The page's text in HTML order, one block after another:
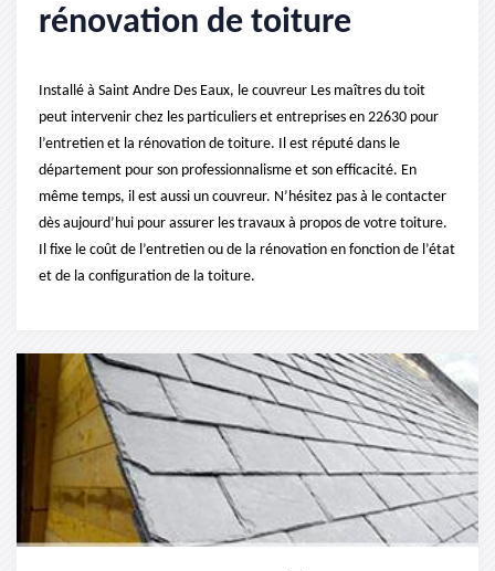
rénovation de toiture
Installé à Saint Andre Des Eaux, le couvreur Les maîtres du toit
peut intervenir chez les particuliers et entreprises en 22630 pour
l’entretien et la rénovation de toiture. Il est réputé dans le
département pour son professionnalisme et son efficacité. En
même temps, il est aussi un couvreur. N’hésitez pas à le contacter
dès aujourd’hui pour assurer les travaux à propos de votre toiture.
Il fixe le coût de l’entretien ou de la rénovation en fonction de l’état
et de la configuration de la toiture.